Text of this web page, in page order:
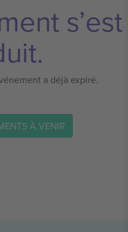
s’est
a déjà expiré.
À VENIR